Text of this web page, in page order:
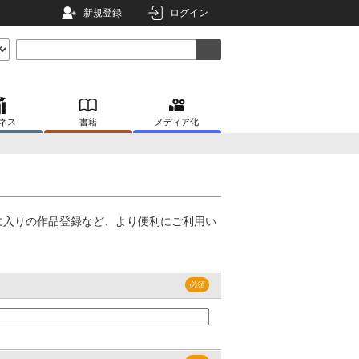
新規登録 ログイン
ス 書籍 メディア化
りの作品登録など、より便利にご利用い